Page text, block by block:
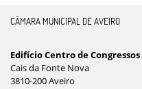
CÂMARA MUNICIPAL DE AVEIRO
Edifício Centro de Congressos
Cais da Fonte Nova
3810-200 Aveiro